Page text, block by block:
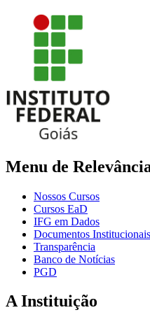
Menu de
Nossos Cursos
Cursos EaD
IFG em Dados
Documentos Institucionais
Transparência
Banco de Notícias
PGD
A Instituição